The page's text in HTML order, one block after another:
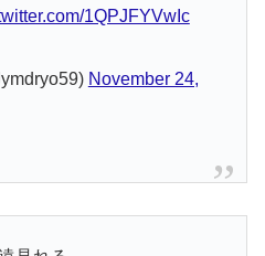
1QPJFYVwIc
November 24,